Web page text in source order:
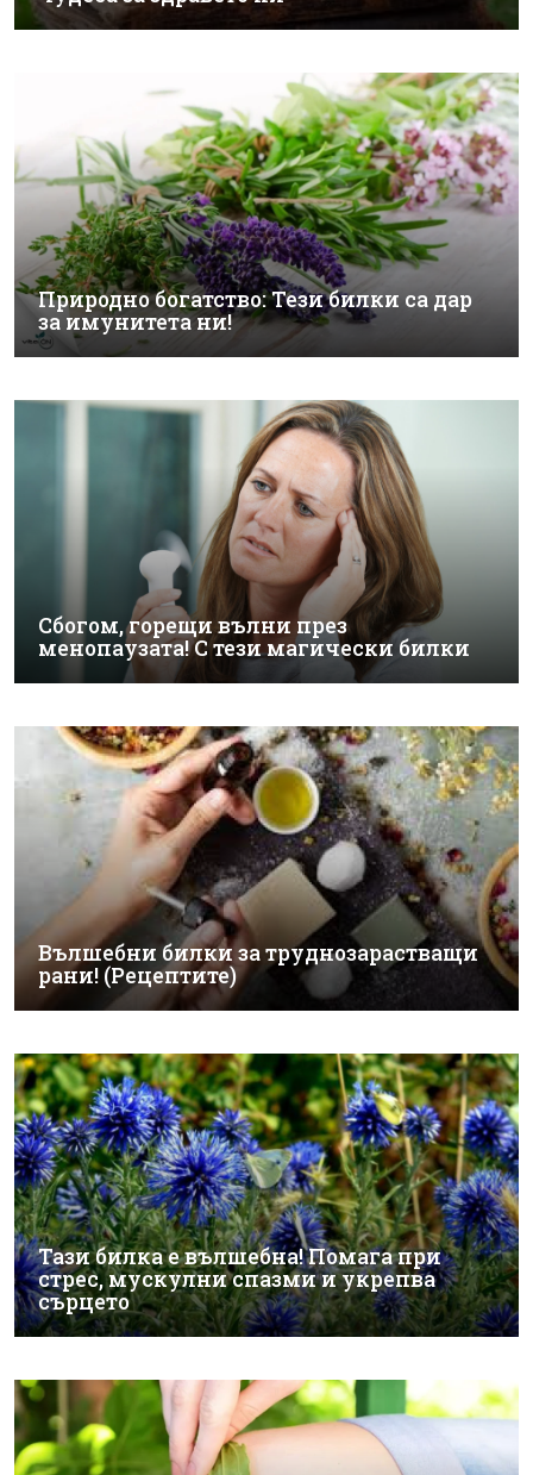
Природно богатство: Тези билки са дар
за имунитета ни!
Сбогом, горещи вълни през
менопаузата! С тези магически билки
Вълшебни билки за труднозарастващи
рани! (Рецептите)
Тази билка е вълшебна! Помага при
стрес, мускулни спазми и укрепва
сърцето